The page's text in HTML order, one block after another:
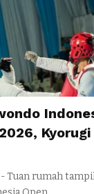
- Tuan rumah